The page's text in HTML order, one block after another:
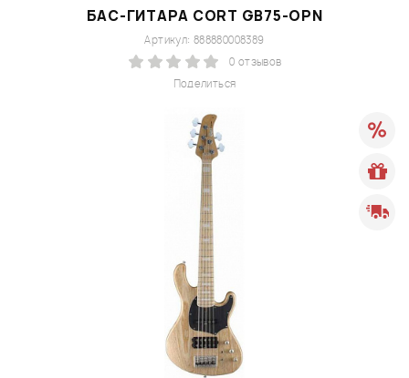
БАС-ГИТАРА CORT GB75-OPN
Поделиться
Артикул: 888880008389
0 отзывов